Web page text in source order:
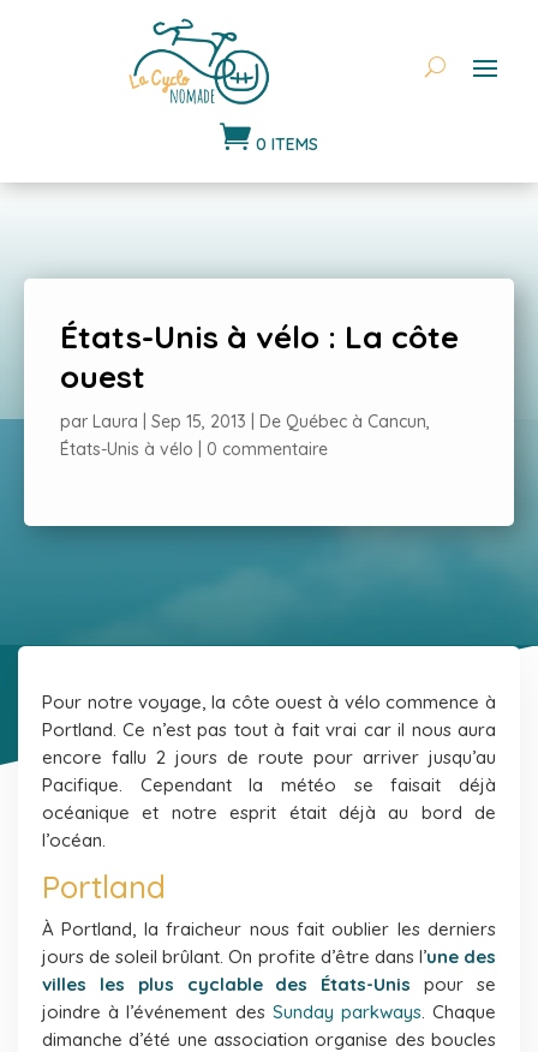
 0 ITEMS
États-Unis à vélo : La côte
ouest
par Laura Sep 15, 2013 De Québec à Cancun,
États-Unis à vélo
0 commentaire
Pour notre voyage, la côte ouest à vélo commence à
Portland. Ce n’est pas tout à fait vrai car il nous aura
encore fallu 2 jours de route pour arriver jusqu’au
Pacifique. Cependant la météo se faisait déjà
océanique et notre esprit était déjà au bord de
l’océan.
Portland
À Portland, la fraicheur nous fait oublier les derniers
jours de soleil brûlant. On profite d’être dans l’une des
villes les plus cyclable des États-Unis pour se
joindre à l’événement des Sunday parkways. Chaque
dimanche d’été une association organise des boucles